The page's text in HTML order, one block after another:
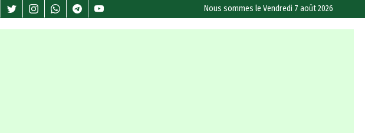
Nous sommes leVendredi 7 août 2026